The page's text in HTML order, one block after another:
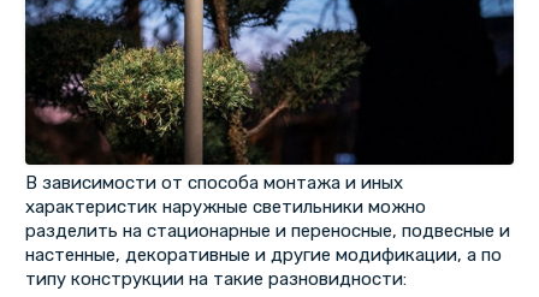
В зависимости от способа монтажа и иных
характеристик наружные светильники можно
разделить на стационарные и переносные, подвесные и
настенные, декоративные и другие модификации, а по
типу конструкции на такие разновидности: